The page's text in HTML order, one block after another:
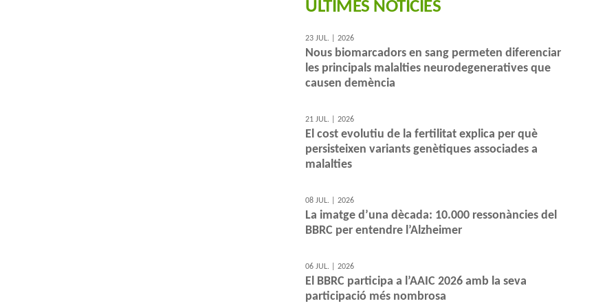
ÚLTIMES NOTÍCIES
23 JUL. | 2026
Nous biomarcadors en sang permeten diferenciar
les principals malalties neurodegeneratives que
causen demència
21 JUL. | 2026
El cost evolutiu de la fertilitat explica per què
persisteixen variants genètiques associades a
malalties
08 JUL. | 2026
La imatge d’una dècada: 10.000 ressonàncies del
BBRC per entendre l’Alzheimer
06 JUL. | 2026
El BBRC participa a l’AAIC 2026 amb la seva
participació més nombrosa